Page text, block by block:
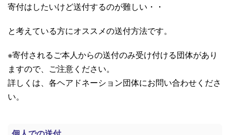
寄付はしたいけど送付するのが難しい・・
と考えている方にオススメの送付方法です。
※寄付されるご本人からの送付のみ受け付ける団体があり
ますので、ご注意ください。
詳しくは、各ヘアドネーション団体にお問い合わせくださ
い。